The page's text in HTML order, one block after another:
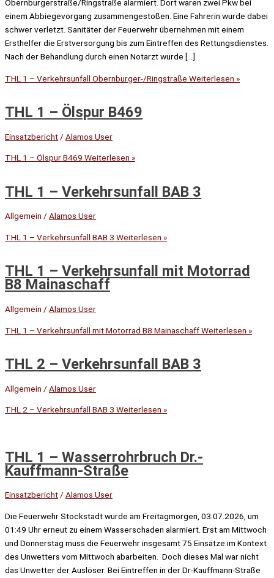
Obernburgerstraße/Ringstraße alarmiert. Dort waren zwei Pkw bei
einem Abbiegevorgang zusammengestoßen. Eine Fahrerin wurde dabei
schwer verletzt. Sanitäter der Feuerwehr übernehmen mit einem
Ersthelfer die Erstversorgung bis zum Eintreffen des Rettungsdienstes.
Nach der Behandlung durch einen Notarzt wurde […]
THL 1 – Verkehrsunfall Obernburger-/Ringstraße Weiterlesen »
THL 1 – Ölspur B469
Einsatzbericht / Alamos User
THL 1 – Ölspur B469 Weiterlesen »
THL 1 – Verkehrsunfall BAB 3
Allgemein / Alamos User
THL 1 – Verkehrsunfall BAB 3 Weiterlesen »
THL 1 – Verkehrsunfall mit Motorrad
B8 Mainaschaff
Allgemein / Alamos User
THL 1 – Verkehrsunfall mit Motorrad B8 MainaschaffWeiterlesen »
THL 2 – Verkehrsunfall BAB 3
Allgemein / Alamos User
THL 2 – Verkehrsunfall BAB 3 Weiterlesen »
THL 1 – Wasserrohrbruch Dr.-
Kauffmann-Straße
Einsatzbericht/ Alamos User
Die Feuerwehr Stockstadt wurde am Freitagmorgen, 03.07.2026, um
01:49 Uhr erneut zu einem Wasserschaden alarmiert. Erst am Mittwoch
und Donnerstag muss die Feuerwehr insgesamt 75 Einsätze im Kontext
des Unwetters vom Mittwoch abarbeiten. Doch dieses Mal war nicht
das Unwetter der Auslöser. Bei Eintreffen in der Dr-Kauffmann-Straße